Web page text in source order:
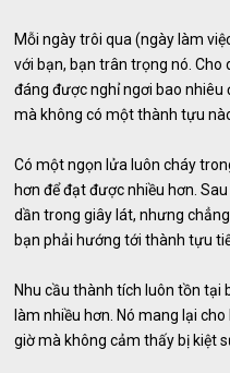
Mỗi ngày trôi qua (ngày làm
với bạn, bạn trân trọng nó.
đáng được nghỉ ngơi bao nhiêu
mà không có một thành tựu
Có một ngọn lửa luôn cháy
hơn để đạt được nhiều hơn.
dần trong giây lát, nhưng
bạn phải hướng tới thành tựu
Nhu cầu thành tích luôn tồn tại
làm nhiều hơn. Nó mang lại
giờ mà không cảm thấy bị kiệt